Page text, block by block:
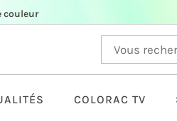
couleur
COLORAC TV